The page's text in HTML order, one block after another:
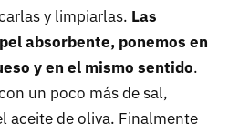
y limpiarlas. Las
absorbente, ponemos en
y en el mismo sentido.
un poco más de sal,
aceite de oliva. Finalmente